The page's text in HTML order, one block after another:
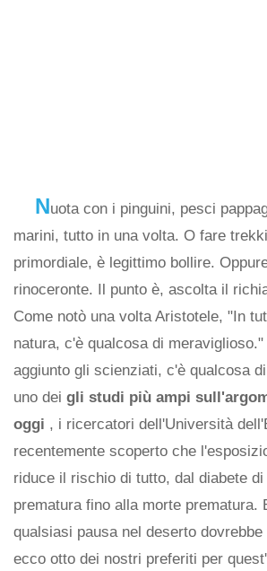
Nuota con i pinguini, pesci
marini, tutto in una volta. O fare
primordiale, è legittimo bollire.
rinoceronte. Il punto è, ascolta il
Come notò una volta Aristotele, "In
natura, c'è qualcosa di
aggiunto gli scienziati, c'è qualcosa
uno dei gli studi più ampi
oggi , i ricercatori dell'Università
recentemente scoperto che
riduce il rischio di tutto, dal diabete
prematura fino alla morte prematura.
qualsiasi pausa nel deserto
ecco otto dei nostri preferiti per